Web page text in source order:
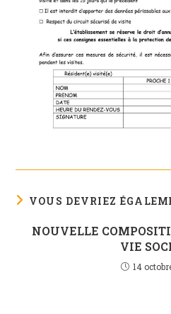
VOUS DEVRIEZ
NOUVELLE
VIE
14